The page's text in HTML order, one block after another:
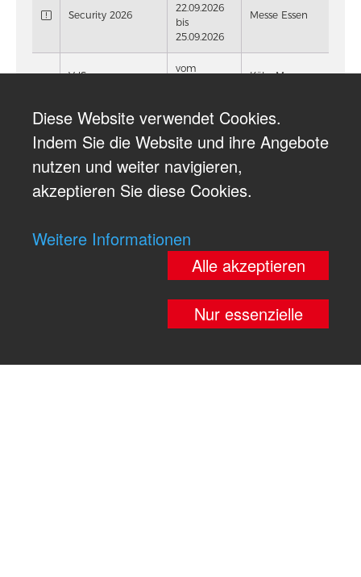
Diese Website verwendet Cookies.
Indem Sie die Website und ihre Angebote
nutzen und weiter navigieren,
akzeptieren Sie diese Cookies.
Weitere Informationen
Alle akzeptieren
Nur essenzielle
Security 2026
22.09.2026
bis
25.09.2026
Messe Essen
VdS-
vom
03.12.2026
Köln, Messe
FeuerTrutz 2026
vom
bis
25.06.2026